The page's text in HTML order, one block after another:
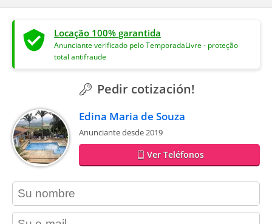
Locação 100% garantida
Anunciante verificado pelo TemporadaLivre - proteção
total antifraude
Pedir cotización!
Edina Maria de Souza
Anunciante desde 2019
Ver Teléfonos
contact_name
contact_email